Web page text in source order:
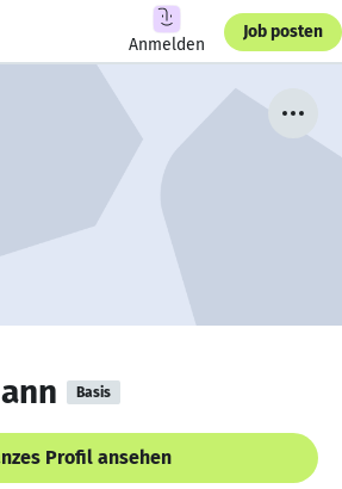
Anmelden
Job posten
Basis
Profil ansehen